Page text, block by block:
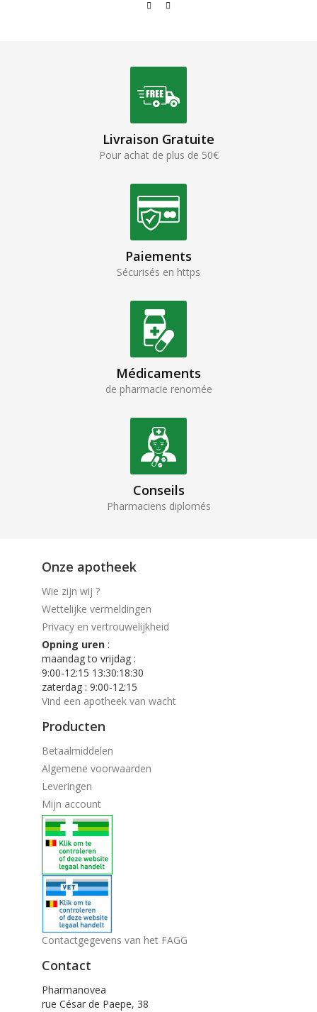
Livraison Gratuite
Pour achat de plus de 50€
Paiements
Sécurisés en https
Médicaments
de pharmacie renomée
Conseils
Pharmaciens diplomés
Onze apotheek
Wie zijn wij ?
Wettelijke vermeldingen
Privacy en vertrouwelijkheid
Opning uren :
maandag to vrijdag :
9:00-12:15 13:30:18:30
zaterdag : 9:00-12:15
Vind een apotheek van wacht
Producten
Betaalmiddelen
Algemene voorwaarden
Leveringen
Mijn account
Contactgegevens van het FAGG
Contact
Pharmanovea
rue César de Paepe, 38